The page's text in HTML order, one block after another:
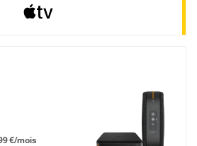
mois puis 51,99 € par mois, Engagement 12 mois
€/mois